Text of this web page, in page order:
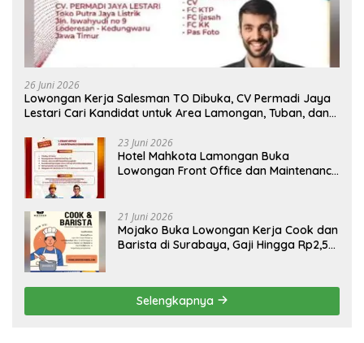
26 Juni 2026
Lowongan Kerja Salesman TO Dibuka, CV Permadi Jaya
Lestari Cari Kandidat untuk Area Lamongan, Tuban, dan
23 Juni 2026
Hotel Mahkota Lamongan Buka
Lowongan Front Office dan Maintenance
21 Juni 2026
Mojako Buka Lowongan Kerja Cook dan
Barista di Surabaya, Gaji Hingga Rp2,5
Selengkapnya